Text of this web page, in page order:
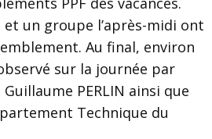
un groupe l’après-midi ont
Au final, environ
sur la journée par
PERLIN ainsi que
Technique du